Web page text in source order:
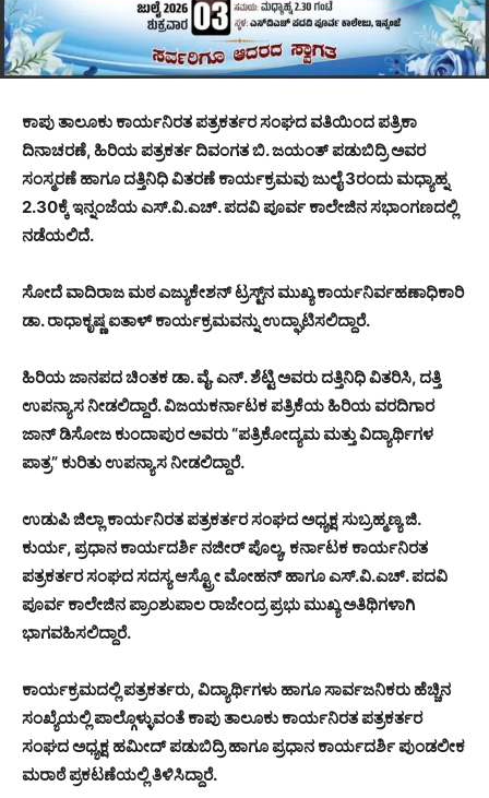
ಕಾಪು ತಾಲೂಕು ಕಾರ್ಯನಿರತ ಪತ್ರಕರ್ತರ ಸಂಘದ ವತಿಯಿಂದ ಪತ್ರಿಕಾ
ದಿನಾಚರಣೆ, ಹಿರಿಯ ಪತ್ರಕರ್ತ ದಿವಂಗತ ಬಿ. ಜಯಂತ್ ಪಡುಬಿದ್ರಿ ಅವರ
ಸಂಸ್ಮರಣೆ ಹಾಗೂ ದತ್ತಿನಿಧಿ ವಿತರಣೆ ಕಾರ್ಯಕ್ರಮವು ಜುಲೈ 3ರಂದು ಮಧ್ಯಾಹ್ನ
2.30ಕ್ಕೆ ಇನ್ನಂಜೆಯ ಎಸ್.ವಿ.ಎಚ್. ಪದವಿ ಪೂರ್ವ ಕಾಲೇಜಿನ ಸಭಾಂಗಣದಲ್ಲಿ
ನಡೆಯಲಿದೆ.
ಸೋದೆ ವಾದಿರಾಜ ಮಠ ಎಜ್ಯುಕೇಶನ್ ಟ್ರಸ್ಟ್‌ನ ಮುಖ್ಯ ಕಾರ್ಯನಿರ್ವಹಣಾಧಿಕಾರಿ
ಡಾ. ರಾಧಾಕೃಷ್ಣ ಐತಾಳ್ ಕಾರ್ಯಕ್ರಮವನ್ನು ಉದ್ಘಾಟಿಸಲಿದ್ದಾರೆ.
ಹಿರಿಯ ಜಾನಪದ ಚಿಂತಕ ಡಾ. ವೈ. ಎನ್. ಶೆಟ್ಟಿ ಅವರು ದತ್ತಿನಿಧಿ ವಿತರಿಸಿ, ದತ್ತಿ
ಉಪನ್ಯಾಸ ನೀಡಲಿದ್ದಾರೆ. ವಿಜಯಕರ್ನಾಟಕ ಪತ್ರಿಕೆಯ ಹಿರಿಯ ವರದಿಗಾರ
ಜಾನ್ ಡಿಸೋಜ ಕುಂದಾಪುರ ಅವರು “ಪತ್ರಿಕೋದ್ಯಮ ಮತ್ತು ವಿದ್ಯಾರ್ಥಿಗಳ
ಪಾತ್ರ” ಕುರಿತು ಉಪನ್ಯಾಸ ನೀಡಲಿದ್ದಾರೆ.
ಉಡುಪಿ ಜಿಲ್ಲಾ ಕಾರ್ಯನಿರತ ಪತ್ರಕರ್ತರ ಸಂಘದ ಅಧ್ಯಕ್ಷ ಸುಬ್ರಹ್ಮಣ್ಯ ಜಿ.
ಕುರ್ಯ, ಪ್ರಧಾನ ಕಾರ್ಯದರ್ಶಿ ನಜೀರ್ ಪೊಲ್ಯ, ಕರ್ನಾಟಕ ಕಾರ್ಯನಿರತ
ಪತ್ರಕರ್ತರ ಸಂಘದ ಸದಸ್ಯ ಆಸ್ಟ್ರೋ ಮೋಹನ್ ಹಾಗೂ ಎಸ್.ವಿ.ಎಚ್. ಪದವಿ
ಪೂರ್ವ ಕಾಲೇಜಿನ ಪ್ರಾಂಶುಪಾಲ ರಾಜೇಂದ್ರ ಪ್ರಭು ಮುಖ್ಯ ಅತಿಥಿಗಳಾಗಿ
ಭಾಗವಹಿಸಲಿದ್ದಾರೆ.
ಕಾರ್ಯಕ್ರಮದಲ್ಲಿ ಪತ್ರಕರ್ತರು, ವಿದ್ಯಾರ್ಥಿಗಳು ಹಾಗೂ ಸಾರ್ವಜನಿಕರು ಹೆಚ್ಚಿನ
ಸಂಖ್ಯೆಯಲ್ಲಿ ಪಾಲ್ಗೊಳ್ಳುವಂತೆ ಕಾಪು ತಾಲೂಕು ಕಾರ್ಯನಿರತ ಪತ್ರಕರ್ತರ
ಸಂಘದ ಅಧ್ಯಕ್ಷ ಹಮೀದ್ ಪಡುಬಿದ್ರಿ ಹಾಗೂ ಪ್ರಧಾನ ಕಾರ್ಯದರ್ಶಿ ಪುಂಡಲೀಕ
ಮರಾಠೆ ಪ್ರಕಟಣೆಯಲ್ಲಿ ತಿಳಿಸಿದ್ದಾರೆ.